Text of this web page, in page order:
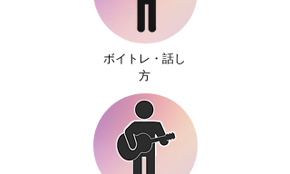
ボイトレ・話し
方